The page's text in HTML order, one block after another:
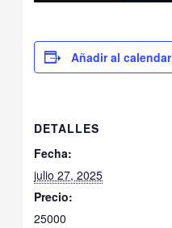
Añadir al
DETALLES
Fecha:
julio 27, 2025
Precio:
25000